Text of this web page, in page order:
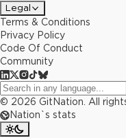
Legal
Terms & Conditions
Privacy Policy
Code Of Conduct
Community
© 2026 GitNation. All
Nation`s stats